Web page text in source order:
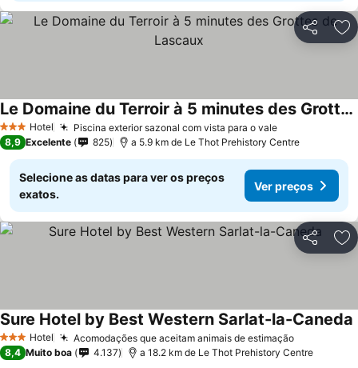
Partilhar
3 EstrelasHotel Piscina exterior sazonal com vista para o vale
Le Domaine du Terroir à 5 minutes des Grottes de Lascaux
8,9 Excelente 825 a 5.9 km de Le Thot Prehistory Centre
Selecione as datas para ver os preços
exatos.
Ver preços
Partilhar
3 EstrelasHotel Acomodações que aceitam animais de estimação
Sure Hotel by Best Western Sarlat-la-Caneda
8,4 Muito boa 4.137 a 18.2 km de Le Thot Prehistory Centre